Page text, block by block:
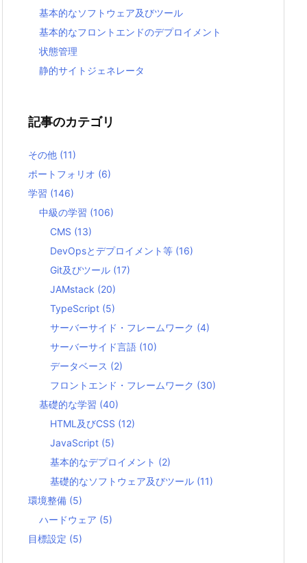
基本的なソフトウェア及びツール
基本的なフロントエンドのデプロイメント
状態管理
静的サイトジェネレータ
記事のカテゴリ
その他 (11)
ポートフォリオ (6)
学習 (146)
中級の学習 (106)
CMS (13)
DevOpsとデプロイメント等 (16)
Git及びツール (17)
JAMstack (20)
TypeScript (5)
サーバーサイド・フレームワーク (4)
サーバーサイド言語 (10)
データベース (2)
フロントエンド・フレームワーク (30)
基礎的な学習 (40)
HTML及びCSS (12)
JavaScript (5)
基本的なデプロイメント (2)
基礎的なソフトウェア及びツール (11)
環境整備 (5)
ハードウェア (5)
目標設定 (5)